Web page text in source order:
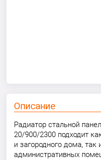
Описание
Радиатор стальной
20/900/2300 подходит
и загородного дома,
административных